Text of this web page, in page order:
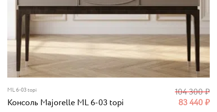
ML 6-03 topi
Консоль Majorelle ML 6-03 topi 83 440₽
104 300₽